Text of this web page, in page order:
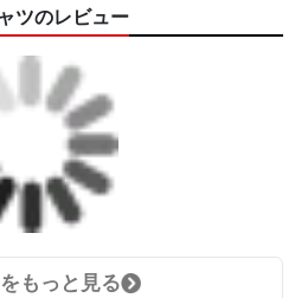
ツのレビュー
もっと見る